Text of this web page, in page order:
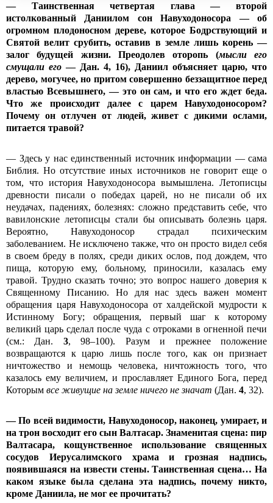
— Таинственная четвертая глава — второй
истолкованный Даниилом сон Навуходоносора — об
огромном плодоносном дереве, которое Бодрствующий и
Святой велит срубить, оставив в земле лишь корень —
залог будущей жизни. Преодолев оторопь (мысли его
смущали его — Дан. 4, 16), Даниил объясняет царю, что
дерево, могучее, но притом совершенно беззащитное перед
властью Всевышнего, — это он сам, и что его ждет беда.
Что же происходит далее с царем Навуходоносором?
Почему он отлучен от людей, живет с дикими ослами,
питается травой?
— Здесь у нас единственный источник информации — сама
Библия. Но отсутствие иных источников не говорит еще о
том, что история Навуходоносора вымышлена. Летописцы
древности писали о победах царей, но не писали об их
неудачах, падениях, болезнях: сложно представить себе, что
вавилонские летописцы стали бы описывать болезнь царя.
Вероятно, Навуходоносор страдал психическим
заболеванием. Не исключено также, что он просто видел себя
в своем бреду в полях, среди диких ослов, под дождем, что
пища, которую ему, больному, приносили, казалась ему
травой. Трудно сказать точно; это вопрос нашего доверия к
Священному Писанию. Но для нас здесь важен момент
обращения царя Навуходоносора от халдейской мудрости к
Истинному Богу; обращения, первый шаг к которому
великий царь сделал после чуда с отроками в огненной печи
(см.: Дан. 3, 98–100). Разум и прежнее положение
возвращаются к царю лишь после того, как он признает
ничтожество и немощь человека, ничтожность того, что
казалось ему величием, и прославляет Единого Бога, перед
Которым все живущие на земле ничего не значат (Дан. 4, 32).
— По всей видимости, Навуходоносор, наконец, умирает, и
на трон восходит его сын Валтасар. Знаменитая сцена: пир
Валтасара, кощунственное использование священных
сосудов Иерусалимского храма и грозная надпись,
появившаяся на извести стены. Таинственная сцена… На
каком языке была сделана эта надпись, почему никто,
кроме Даниила, не мог ее прочитать?